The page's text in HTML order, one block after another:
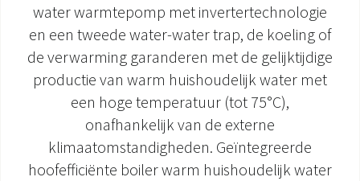
water warmtepomp met invertertechnologie
en een tweede water-water trap, de koeling of
de verwarming garanderen met de gelijktijdige
productie van warm huishoudelijk water met
een hoge temperatuur (tot 75°C),
onafhankelijk van de externe
klimaatomstandigheden. Geïntegreerde
hoofefficiënte boiler warm huishoudelijk water